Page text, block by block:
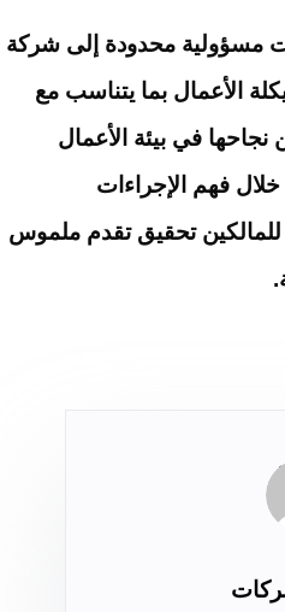
مسؤولية محدودة إلى شركة
الأعمال بما يتناسب مع
في بيئة الأعمال
فهم الإجراءات
للمالكين تحقيق تقدم ملموس